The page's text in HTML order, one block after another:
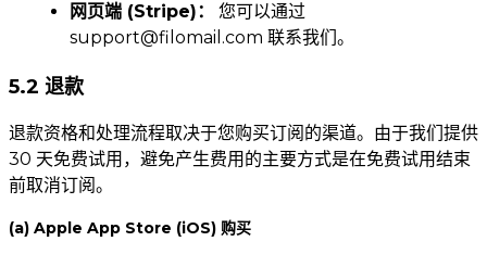
网页端 (Stripe)：
您可以通过
support@filomail.com 联系我们。
5.2 退款
退款资格和处理流程取决于您购买订阅的渠道。由于我们提供
30 天免费试用，避免产生费用的主要方式是在免费试用结束
前取消订阅。
(a) Apple App Store (iOS) 购买